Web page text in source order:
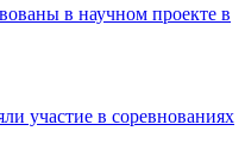
в научном проекте в